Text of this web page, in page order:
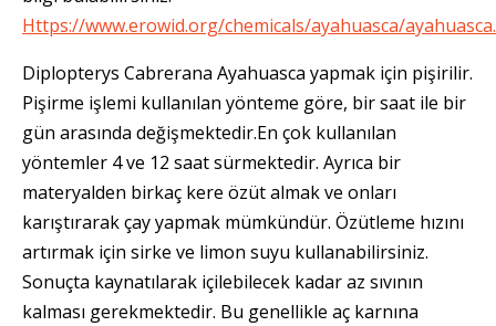
Https://www.erowid.org/chemicals/ayahuasca/
Diplopterys Cabrerana Ayahuasca yapmak için pişirilir.
Pişirme işlemi kullanılan yönteme göre, bir saat ile bir
gün arasında değişmektedir.En çok kullanılan
yöntemler 4 ve 12 saat sürmektedir. Ayrıca bir
materyalden birkaç kere özüt almak ve onları
karıştırarak çay yapmak mümkündür. Özütleme hızını
artırmak için sirke ve limon suyu kullanabilirsiniz.
Sonuçta kaynatılarak içilebilecek kadar az sıvının
kalması gerekmektedir. Bu genellikle aç karnına